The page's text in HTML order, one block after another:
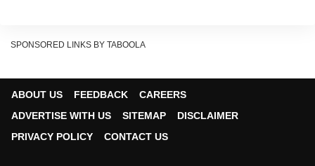
SPONSORED LINKS BY TABOOLA
ABOUT US FEEDBACK
CAREERS
ADVERTISE WITH US
SITEMAP
DISCLAIMER
PRIVACY POLICY
CONTACT US